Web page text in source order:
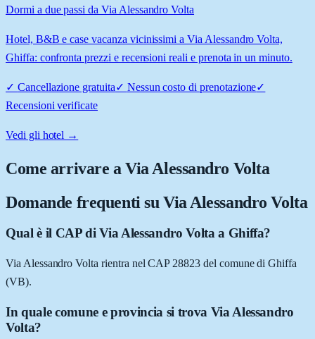
Dormi a due passi da Via Alessandro Volta
Hotel, B&B e case vacanza vicinissimi a Via Alessandro Volta,
Ghiffa: confronta prezzi e recensioni reali e prenota in un minuto.
✓ Cancellazione gratuita✓ Nessun costo di prenotazione✓
Recensioni verificate
Vedi gli hotel →
Come arrivare aVia Alessandro Volta
Domande frequenti su Via Alessandro Volta
Qual è il CAP di Via Alessandro Volta a Ghiffa?
Via Alessandro Volta rientra nel CAP 28823 del comune di Ghiffa
(VB).
In quale comune e provincia si trova Via Alessandro
Volta?